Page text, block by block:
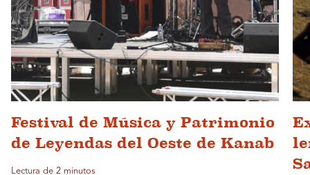
Festival de Música y Patrimonio
de Leyendas del Oeste de Kanab
Lectura de 2 minutos